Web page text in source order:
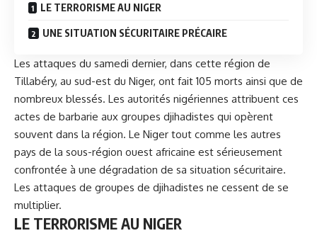
LE TERRORISME AU NIGER
UNE SITUATION SÉCURITAIRE PRÉCAIRE
Les attaques du samedi dernier, dans cette région de
Tillabéry, au sud-est du Niger, ont fait 105 morts ainsi que de
nombreux blessés. Les autorités nigériennes attribuent ces
actes de barbarie aux groupes djihadistes qui opèrent
souvent dans la région. Le Niger tout comme les autres
pays de la sous-région ouest africaine est sérieusement
confrontée à une dégradation de sa situation sécuritaire.
Les attaques de groupes de djihadistes ne cessent de se
multiplier.
LE TERRORISME AU NIGER